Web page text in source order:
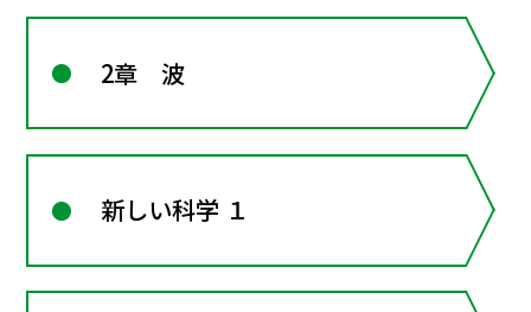
2章 波
新しい科学 １